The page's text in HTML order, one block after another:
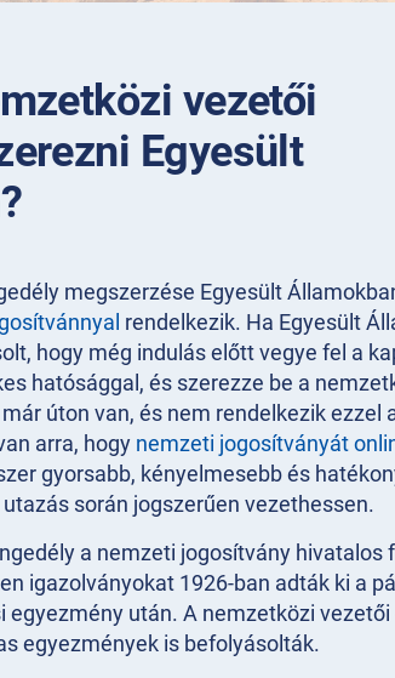
vezetői
Egyesült
megszerzése Egyesült
rendelkezik. Ha Egyesült
hogy még indulás előtt vegye fel a
hatósággal, és szerezze be a
úton van, és nem rendelkezik ezzel
arra, hogy nemzeti jogosítványát
gyorsabb, kényelmesebb és
során jogszerűen vezethessen.
a nemzeti jogosítvány hivatalos
igazolványokat 1926-ban adták ki a
egyezmény után. A nemzetközi
egyezmények is befolyásolták.